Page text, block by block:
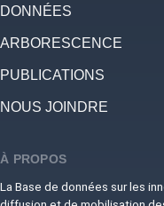
DONNÉES
ARBORESCENCE
PUBLICATIONS
NOUS JOINDRE
À PROPOS
La Base de données sur les